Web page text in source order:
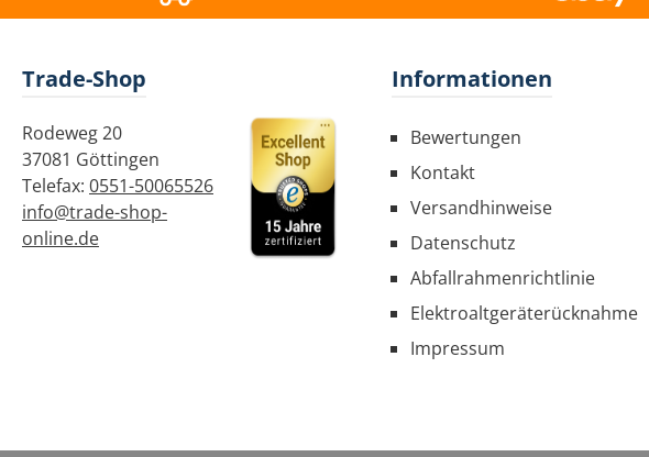
Trade-Shop
Rodeweg 20
37081 Göttingen
Telefax: 0551-50065526
info@trade-shop-
online.de
Informationen
Bewertungen
Kontakt
Versandhinweise
Datenschutz
Abfallrahmenrichtlinie
Elektroaltgeräterücknahme
Impressum